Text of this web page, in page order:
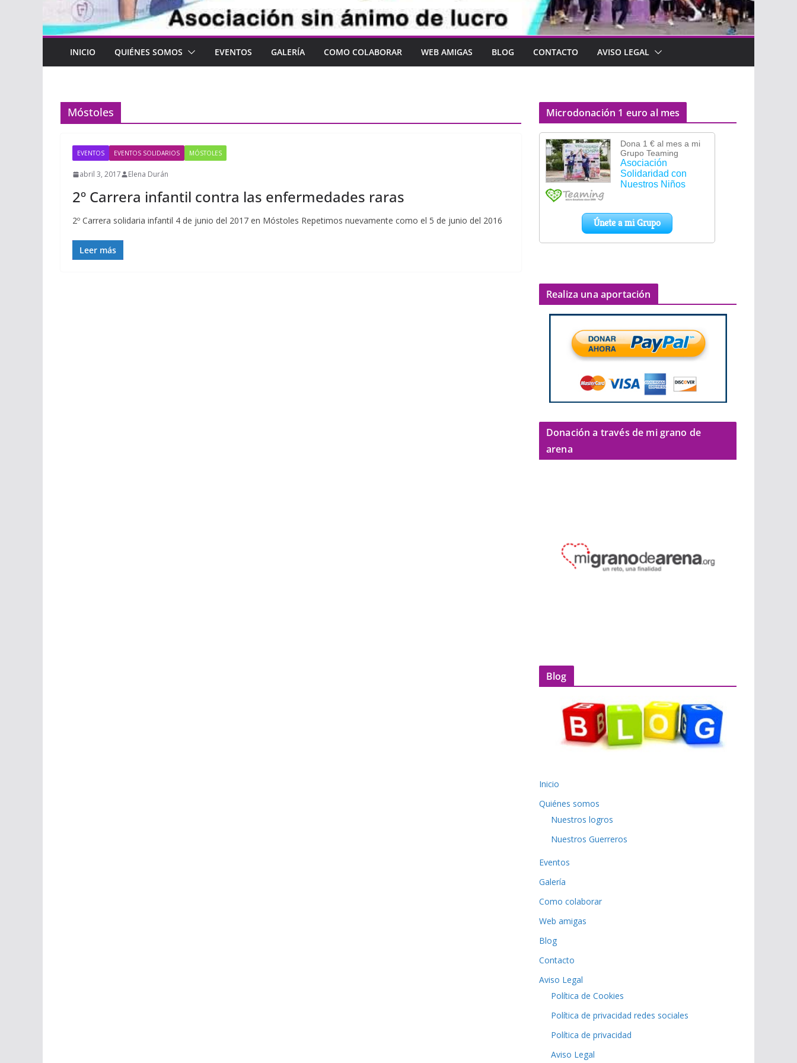
INICIO QUIÉNES SOMOS EVENTOS GALERÍA COMO COLABORAR WEB AMIGAS BLOG CONTACTO AVISO LEGAL
Móstoles
EVENTOS EVENTOS SOLIDARIOS MÓSTOLES
abril 3, 2017 Elena Durán
2º Carrera infantil contra las enfermedades raras
2º Carrera solidaria infantil 4 de junio del 2017 en Móstoles Repetimos nuevamente como el 5 de junio del 2016
Leer más
Microdonación 1 euro al mes
Realiza una aportación
Donación a través de mi grano de
arena
Blog
Inicio
Quiénes somos
Nuestros logros
Nuestros Guerreros
Eventos
Galería
Como colaborar
Web amigas
Blog
Contacto
Aviso Legal
Política de Cookies
Política de privacidad redes sociales
Política de privacidad
Aviso Legal